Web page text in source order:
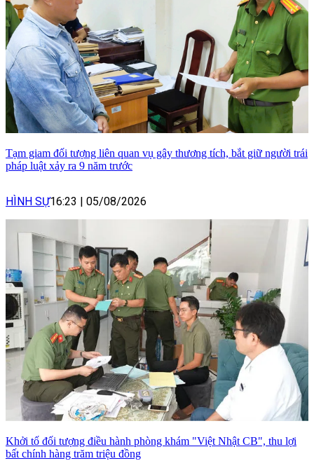
Tạm giam đối tượng liên quan vụ gây thương tích, bắt giữ người trái
pháp luật xảy ra 9 năm trước
HÌNH SỰ16:23 05/08/2026
Khởi tố đối tượng điều hành phòng khám "Việt Nhật CB", thu lợi
bất chính hàng trăm triệu đồng